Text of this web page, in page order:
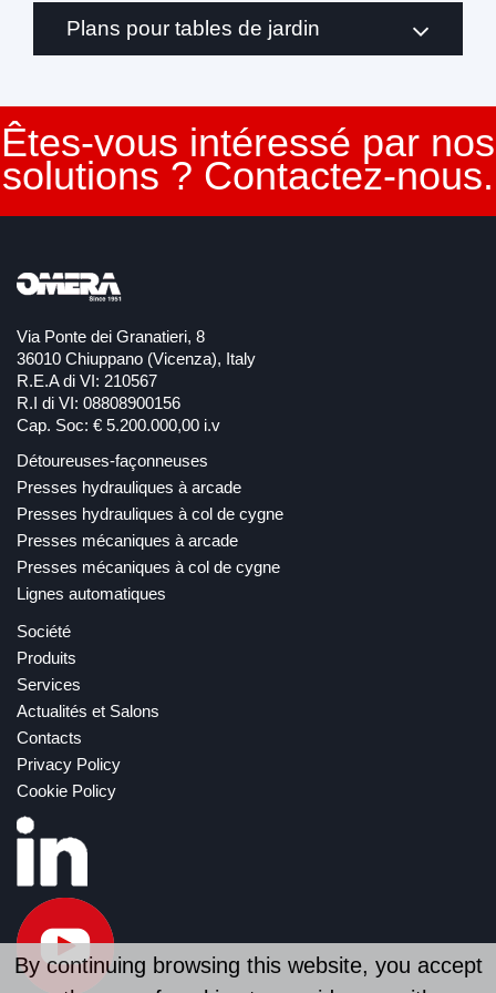
Plans pour tables de jardin
Êtes-vous intéressé par nos
solutions ? Contactez-nous.
Via Ponte dei Granatieri, 8
36010 Chiuppano (Vicenza), Italy
R.E.A di VI: 210567
R.I di VI: 08808900156
Cap. Soc: € 5.200.000,00 i.v
Détoureuses-façonneuses
Presses hydrauliques à arcade
Presses hydrauliques à col de cygne
Presses mécaniques à arcade
Presses mécaniques à col de cygne
Lignes automatiques
Société
Produits
Services
Actualités et Salons
Contacts
Privacy Policy
Cookie Policy
By continuing browsing this website, you accept